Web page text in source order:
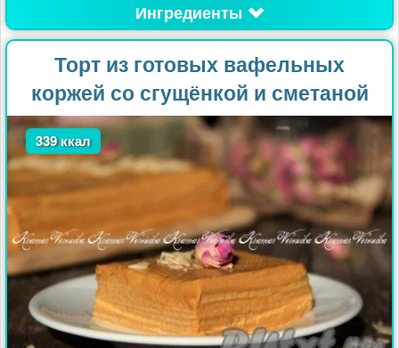
Ингредиенты
Торт из готовых вафельных
коржей со сгущёнкой и сметаной
339 ккал